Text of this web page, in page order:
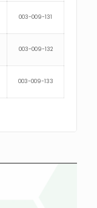
003-009-131
003-009-132
003-009-133